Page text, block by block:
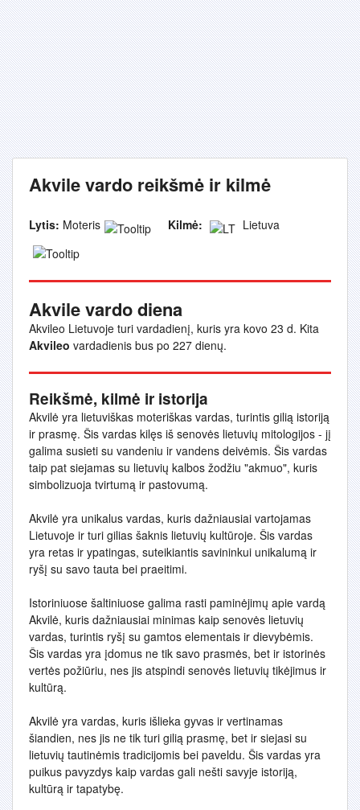
Akvile vardo reikšmė ir kilmė
Lytis: Moteris Kilmė: Lietuva
Akvile vardo diena
Akvileo Lietuvoje turi vardadienį, kuris yra kovo 23 d. Kita
Akvileo vardadienis bus po 227 dienų.
Reikšmė, kilmė ir istorija
Akvilė yra lietuviškas moteriškas vardas, turintis gilią istoriją
ir prasmę. Šis vardas kilęs iš senovės lietuvių mitologijos - jį
galima susieti su vandeniu ir vandens deivėmis. Šis vardas
taip pat siejamas su lietuvių kalbos žodžiu "akmuo", kuris
simbolizuoja tvirtumą ir pastovumą.
Akvilė yra unikalus vardas, kuris dažniausiai vartojamas
Lietuvoje ir turi gilias šaknis lietuvių kultūroje. Šis vardas
yra retas ir ypatingas, suteikiantis savininkui unikalumą ir
ryšį su savo tauta bei praeitimi.
Istoriniuose šaltiniuose galima rasti paminėjimų apie vardą
Akvilė, kuris dažniausiai minimas kaip senovės lietuvių
vardas, turintis ryšį su gamtos elementais ir dievybėmis.
Šis vardas yra įdomus ne tik savo prasmės, bet ir istorinės
vertės požiūriu, nes jis atspindi senovės lietuvių tikėjimus ir
kultūrą.
Akvilė yra vardas, kuris išlieka gyvas ir vertinamas
šiandien, nes jis ne tik turi gilią prasmę, bet ir siejasi su
lietuvių tautinėmis tradicijomis bei paveldu. Šis vardas yra
puikus pavyzdys kaip vardas gali nešti savyje istoriją,
kultūrą ir tapatybę.